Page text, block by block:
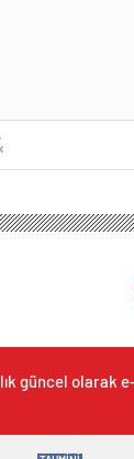
güncel olarak